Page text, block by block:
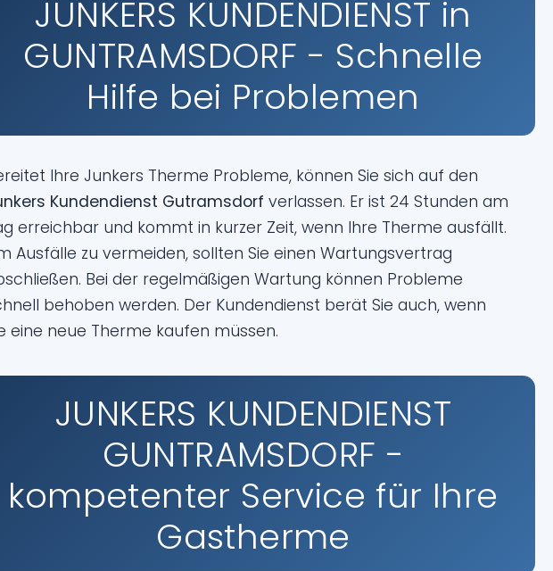
JUNKERS KUNDENDIENST in
GUNTRAMSDORF - Schnelle
Hilfe bei Problemen
Ihre Junkers Therme Probleme, können Sie sich auf den
Kundendienst Gutramsdorf verlassen. Er ist 24 Stunden am
erreichbar und kommt in kurzer Zeit, wenn Ihre Therme ausfällt.
Ausfälle zu vermeiden, sollten Sie einen Wartungsvertrag
Bei der regelmäßigen Wartung können Probleme
behoben werden. Der Kundendienst berät Sie auch, wenn
eine neue Therme kaufen müssen.
JUNKERS KUNDENDIENST
GUNTRAMSDORF -
kompetenter Service für Ihre
Gastherme